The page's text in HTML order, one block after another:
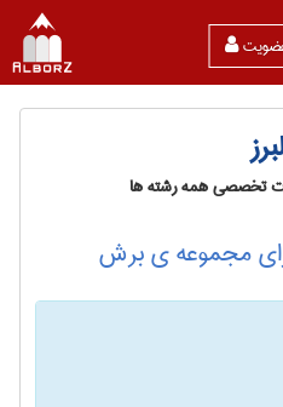
تخصصی همه رشته ها
مجموعه ی برش